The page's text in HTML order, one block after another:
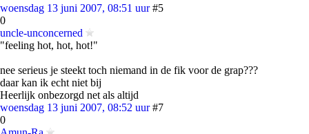
woensdag 13 juni 2007, 08:51 uur #5
0
uncle-unconcerned
"feeling hot, hot, hot!"
nee serieus je steekt toch niemand in de fik voor de grap???
daar kan ik echt niet bij
Heerlijk onbezorgd net als altijd
woensdag 13 juni 2007, 08:52 uur #7
0